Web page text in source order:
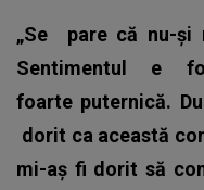
„Se pare că nu-și
Sentimentul e
foarte puternică.
dorit ca această
mi-aș fi dorit să